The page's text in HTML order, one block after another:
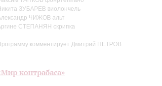
ЗУБАРЕВ виолончель
ЧИЖОВ альт
СТЕПАНЯН скрипка
комментирует Дмитрий ПЕТРОВ
контрабаса»